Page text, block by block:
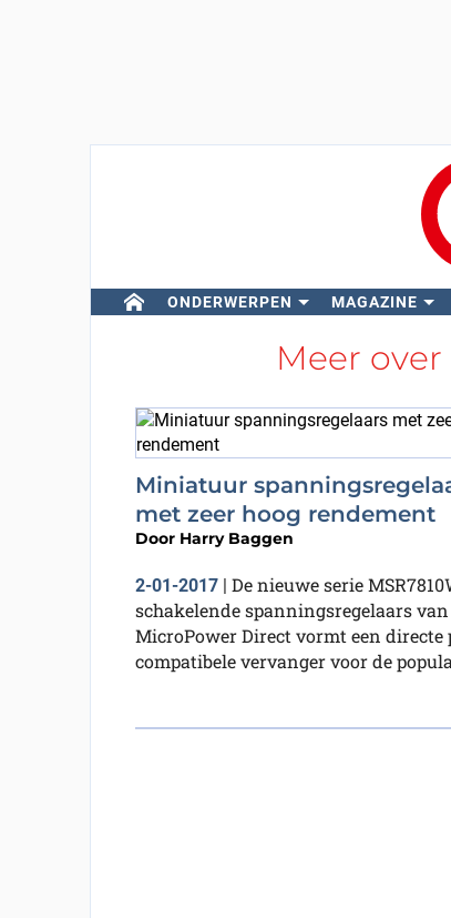
ONDERWERPEN MAGAZINE
Meer over
Miniatuur
met zeer hoog rendement
Door Harry Baggen
2-01-2017| De nieuwe serie
schakelende spanningsregelaars van
MicroPower Direct vormt een directe
compatibele vervanger voor de